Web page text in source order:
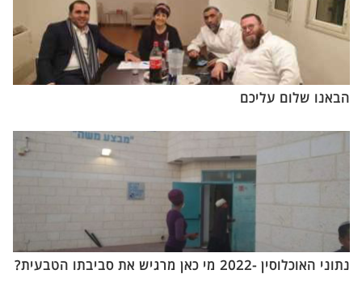
הבאנו שלום עליכם
נתוני האוכלוסין -2022 מי כאן מרגיש את סביבתו הטבעית?